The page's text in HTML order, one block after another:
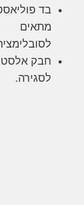
בד פוליאסטר
לסובלימציה.
חבק אלסטי
לסגירה.